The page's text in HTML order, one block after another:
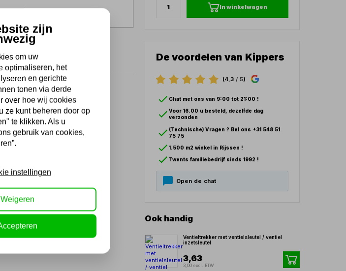
In winkelwagen
De voordelen van Kippers
(4,3 / 5)
Chat met ons van 9:00 tot 21:00 !
Voor 16.00 u besteld, dezelfde dag
verzonden
(Technische) Vragen ? Bel ons +31 548 51
75 75
1.500 m2 winkel in Rijssen !
Twents familiebedrijf sinds 1992 !
Open de chat
Ook handig
Ventieltrekker met ventielsleutel / ventiel
inzetsleutel
3,63
3,00 excl. BTW
zijn
om uw
optimaliseren, het
en gerichte
tonen via derde
over hoe wij cookies
ze kunt beheren door op
te klikken. Als u
gebruik van cookies,
instellingen
Weigeren